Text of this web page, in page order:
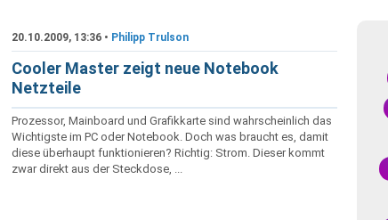
20.10.2009, 13:36 • Philipp Trulson
Cooler Master zeigt neue Notebook
Netzteile
Prozessor, Mainboard und Grafikkarte sind wahrscheinlich das
Wichtigste im PC oder Notebook. Doch was braucht es, damit
diese überhaupt funktionieren? Richtig: Strom. Dieser kommt
zwar direkt aus der Steckdose, ...